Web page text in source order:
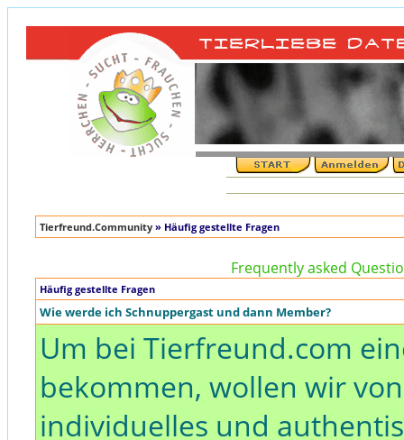
Tierfreund.Community » Häufig gestellte Fragen
Frequently asked
Häufig gestellte Fragen
Wie werde ich Schnuppergast und dann Member?
Um bei Tierfreund.com
bekommen, wollen wir
individuelles und